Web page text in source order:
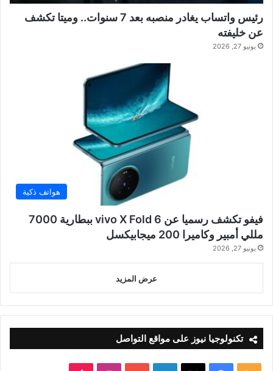
رئيس واتساب يغادر منصبه بعد 7 سنوات.. وميتا تكشف
عن خليفته
يونيو 27, 2026
هواتف ذكية
فيفو تكشف رسميا عن vivo X Fold 6 ببطارية 7000
مللي أمبير وكاميرا 200 ميجابيكسل
يونيو 27, 2026
عرض المزيد
تكنولوجيا نيوز على مواقع التواصل